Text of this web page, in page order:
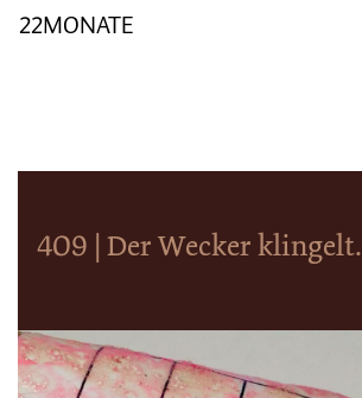
22MONATE
409 | Der Wecker klingelt.